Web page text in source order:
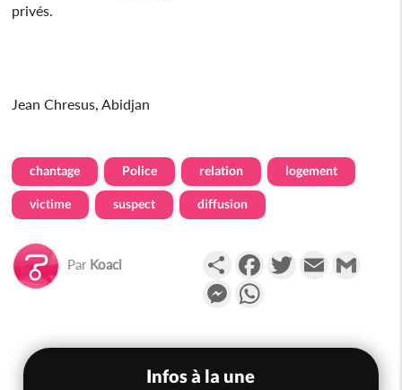
privés.
Jean Chresus, Abidjan
chantage Police relation logement
victime suspect diffusion
Par Koaci PartagerFacebookTwitterEmail
Messenger
Infos à la une